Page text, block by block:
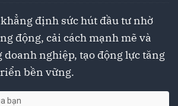
định sức hút đầu tư nhờ
động, cải cách mạnh mẽ và
doanh nghiệp, tạo động lực tăng
bền vững.
bạn